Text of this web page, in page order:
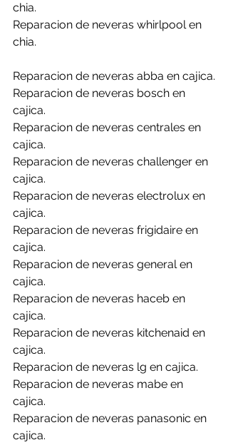
chia.
Reparacion de neveras whirlpool en
chia.
Reparacion de neveras abba en cajica.
Reparacion de neveras bosch en
cajica.
Reparacion de neveras centrales en
cajica.
Reparacion de neveras challenger en
cajica.
Reparacion de neveras electrolux en
cajica.
Reparacion de neveras frigidaire en
cajica.
Reparacion de neveras general en
cajica.
Reparacion de neveras haceb en
cajica.
Reparacion de neveras kitchenaid en
cajica.
Reparacion de neveras lg en cajica.
Reparacion de neveras mabe en
cajica.
Reparacion de neveras panasonic en
cajica.